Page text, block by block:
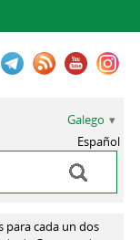
Galego
Español
para cada un dos